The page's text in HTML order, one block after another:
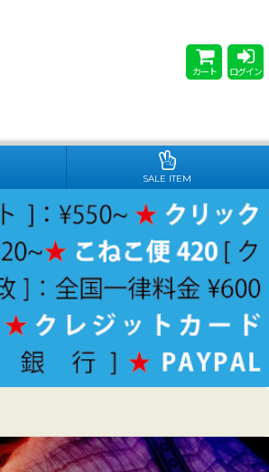
カート ログイン
SALE ITEM